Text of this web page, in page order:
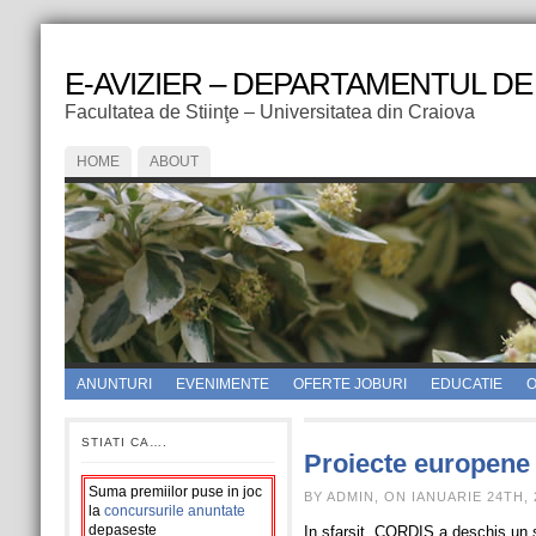
E-AVIZIER – DEPARTAMENTUL
Facultatea de Stiinţe – Universitatea din Craiova
HOME ABOUT
ANUNTURI EVENIMENTE OFERTE JOBURI EDUCATIE
STIATI CA….
Suma premiilor puse in joc
la concursurile anuntate
depaseste
Proiecte europene
BY ADMIN, ON IANUARIE 24TH,
In sfarsit, CORDIS a deschis